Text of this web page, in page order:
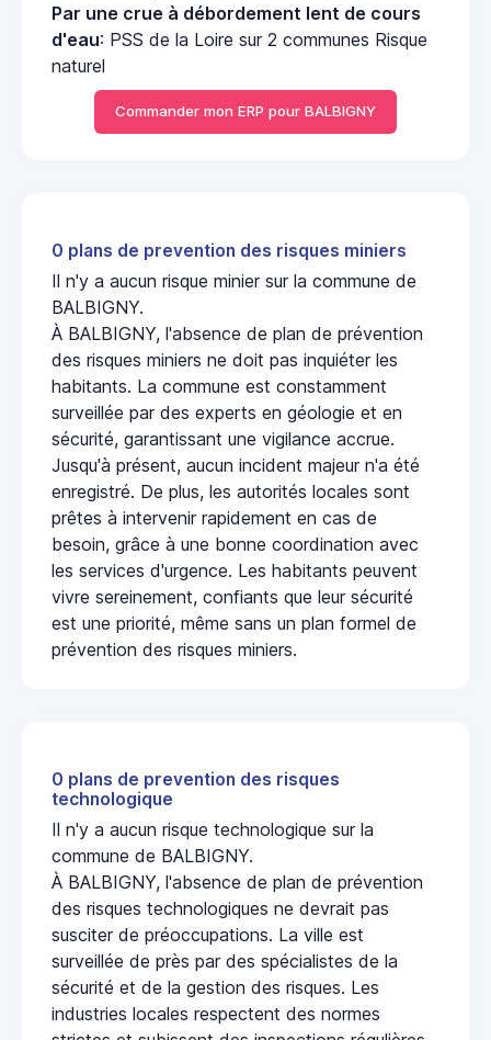
Par une crue à débordement lent de cours
d'eau: PSS de la Loire sur 2 communes Risque
naturel
Commander mon ERP pour BALBIGNY
0 plans de prevention des risques miniers
Il n'y a aucun risque minier sur la commune de
BALBIGNY.
À BALBIGNY, l'absence de plan de prévention
des risques miniers ne doit pas inquiéter les
habitants. La commune est constamment
surveillée par des experts en géologie et en
sécurité, garantissant une vigilance accrue.
Jusqu'à présent, aucun incident majeur n'a été
enregistré. De plus, les autorités locales sont
prêtes à intervenir rapidement en cas de
besoin, grâce à une bonne coordination avec
les services d'urgence. Les habitants peuvent
vivre sereinement, confiants que leur sécurité
est une priorité, même sans un plan formel de
prévention des risques miniers.
0 plans de prevention des risques
technologique
Il n'y a aucun risque technologique sur la
commune de BALBIGNY.
À BALBIGNY, l'absence de plan de prévention
des risques technologiques ne devrait pas
susciter de préoccupations. La ville est
surveillée de près par des spécialistes de la
sécurité et de la gestion des risques. Les
industries locales respectent des normes